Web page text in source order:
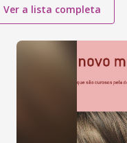
Ver a lista completa